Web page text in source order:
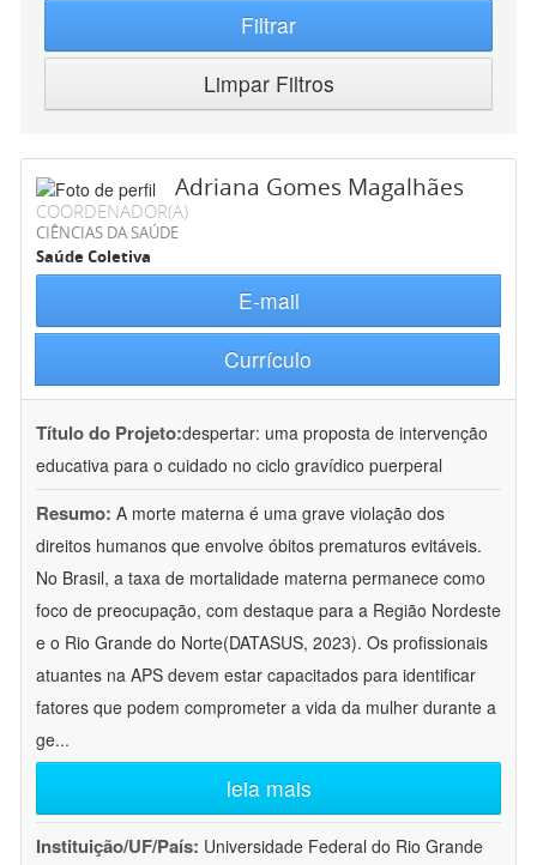
Filtrar
Limpar Filtros
Adriana Gomes Magalhães
COORDENADOR(A)
CIÊNCIAS DA SAÚDE
Saúde Coletiva
E-mail
Currículo
Título do Projeto:despertar: uma proposta de intervenção
educativa para o cuidado no ciclo gravídico puerperal
Resumo: A morte materna é uma grave violação dos
direitos humanos que envolve óbitos prematuros evitáveis.
No Brasil, a taxa de mortalidade materna permanece como
foco de preocupação, com destaque para a Região Nordeste
e o Rio Grande do Norte(DATASUS, 2023). Os profissionais
atuantes na APS devem estar capacitados para identificar
fatores que podem comprometer a vida da mulher durante a
ge...
leia mais
Instituição/UF/País: Universidade Federal do Rio Grande